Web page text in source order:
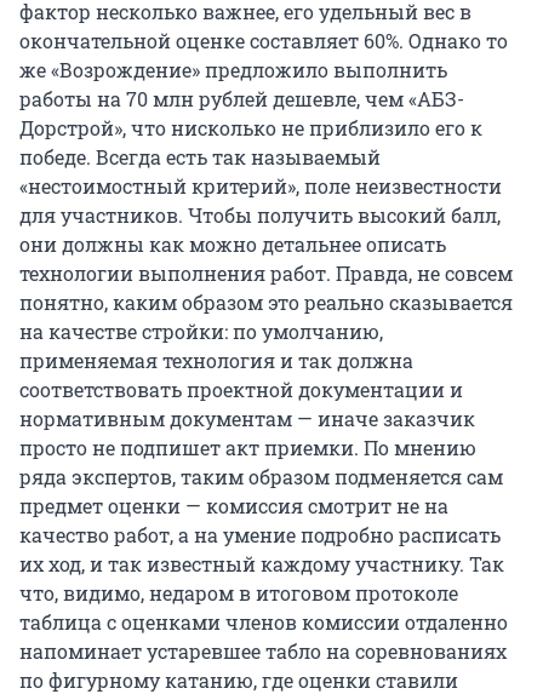
фактор несколько важнее, его удельный вес в
окончательной оценке составляет 60%. Однако то
же «Возрождение» предложило выполнить
работы на 70 млн рублей дешевле, чем «АБЗ-
Дорстрой», что нисколько не приблизило его к
победе. Всегда есть так называемый
«нестоимостный критерий», поле неизвестности
для участников. Чтобы получить высокий балл,
они должны как можно детальнее описать
технологии выполнения работ. Правда, не совсем
понятно, каким образом это реально сказывается
на качестве стройки: по умолчанию,
применяемая технология и так должна
соответствовать проектной документации и
нормативным документам — иначе заказчик
просто не подпишет акт приемки. По мнению
ряда экспертов, таким образом подменяется сам
предмет оценки — комиссия смотрит не на
качество работ, а на умение подробно расписать
их ход, и так известный каждому участнику. Так
что, видимо, недаром в итоговом протоколе
таблица с оценками членов комиссии отдаленно
напоминает устаревшее табло на соревнованиях
по фигурному катанию, где оценки ставили